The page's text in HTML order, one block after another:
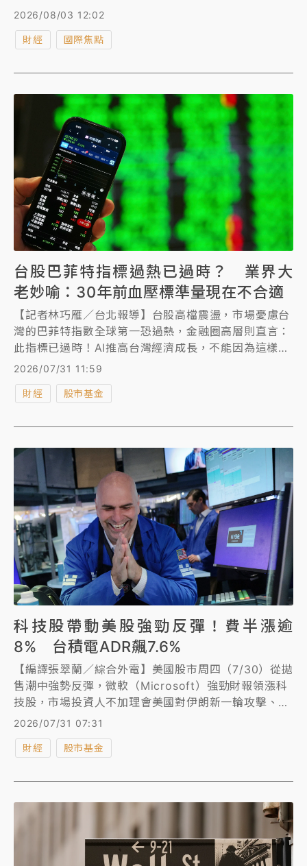
值數千萬美元的加密資產。
2026/08/03 12:02
財經 國際焦點
台股巴菲特指標過熱已過時？ 業界大
老妙喻：30年前血壓標準量現在不合適
【記者林巧雁／台北報導】台股高檔震盪，市場憂慮台
灣的巴菲特指數全球第一恐過熱，金融圈高層則直言：
此指標已過時！AI推高台灣經濟成長，不能因為這樣去
打壓。他也強調台股跟韓股不同，低檔時有良性的換手
支撐，不像韓股硬「ㄍㄧㄥ」上去利多不漲，爆發互相
踩踏多殺多。
2026/07/31 11:59
財經 股市基金
科技股帶動美股強勁反彈！費半漲逾
8% 台積電ADR飆7.6%
【編譯張翠蘭／綜合外電】美國股市周四（7/30）從拋
售潮中強勢反彈，微軟（Microsoft）強勁財報領漲科
技股，市場投資人不加理會美國對伊朗新一輪攻擊、債
券市場暴跌以及對人工智慧（AI）支出的擔憂。華爾街
電ADR飆漲7.64%。
2026/07/31 07:31
財經 股市基金